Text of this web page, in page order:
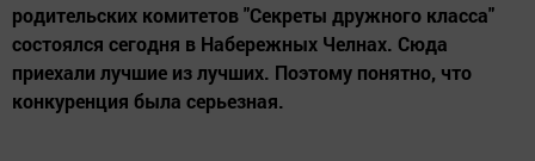
родительских комитетов "Секреты дружного класса"
состоялся сегодня в Набережных Челнах. Сюда
приехали лучшие из лучших. Поэтому понятно, что
конкуренция была серьезная.